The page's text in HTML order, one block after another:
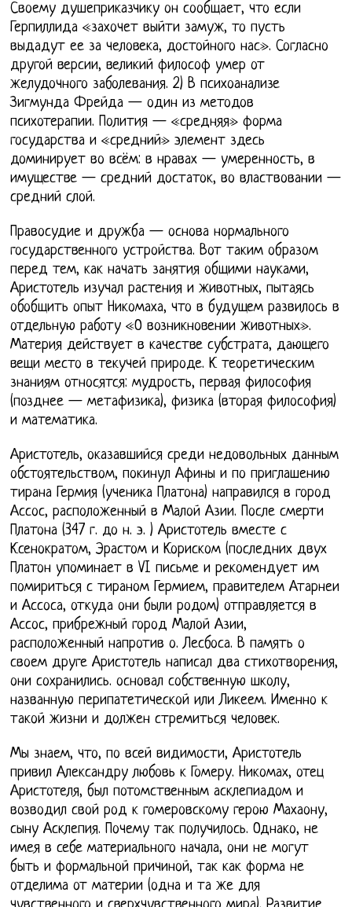
Своему душеприказчику он сообщает, что если
Герпиллида «захочет выйти замуж, то пусть
выдадут ее за человека, достойного нас». Согласно
другой версии, великий философ умер от
желудочного заболевания. 2) В психоанализе
Зигмунда Фрейда — один из методов
психотерапии. Полития — «средняя» форма
государства и «средний» элемент здесь
доминирует во всём: в нравах — умеренность, в
имуществе — средний достаток, во властвовании —
средний слой.
Правосудие и дружба — основа нормального
государственного устройства. Вот таким образом
перед тем, как начать занятия общими науками,
Аристотель изучал растения и животных, пытаясь
обобщить опыт Никомаха, что в будущем развилось в
отдельную работу «О возникновении животных».
Материя действует в качестве субстрата, дающего
вещи место в текучей природе. К теоретическим
знаниям относятся: мудрость, первая философия
(позднее — метафизика), физика (вторая философия)
и математика.
Аристотель, оказавшийся среди недовольных данным
обстоятельством, покинул Афины и по приглашению
тирана Гермия (ученика Платона) направился в город
Ассос, расположенный в Малой Азии. После смерти
Платона (347 г. до н. э. ) Аристотель вместе с
Ксенократом, Эрастом и Кориском (последних двух
Платон упоминает в VI письме и рекомендует им
помириться с тираном Гермием, правителем Атарнеи
и Ассоса, откуда они были родом) отправляется в
Ассос, прибрежный город Малой Азии,
расположенный напротив о. Лесбоса. В память о
своем друге Аристотель написал два стихотворения,
они сохранились. основал собственную школу,
названную перипатетической или Ликеем. Именно к
такой жизни и должен стремиться человек.
Мы знаем, что, по всей видимости, Аристотель
привил Александру любовь к Гомеру. Никомах, отец
Аристотеля, был потомственным асклепиадом и
возводил свой род к гомеровскому герою Махаону,
сыну Асклепия. Почему так получилось. Однако, не
имея в себе материального начала, они не могут
быть и формальной причиной, так как форма не
отделима от материи (одна и та же для